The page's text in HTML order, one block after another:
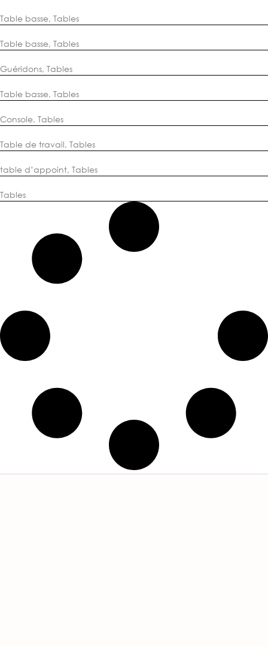
Table basse, Tables
Table basse, Tables
Guéridons, Tables
Table basse, Tables
Console, Tables
Table de travail, Tables
table d’appoint, Tables
Tables